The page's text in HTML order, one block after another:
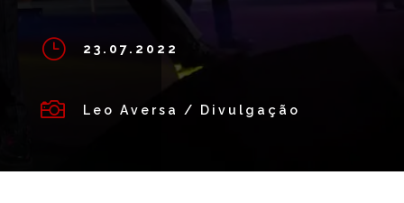
} 23.07.2022
 Leo Aversa / Divulgação